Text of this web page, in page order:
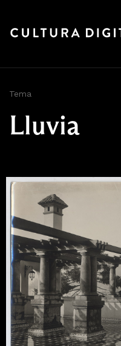
Tema
Lluvia